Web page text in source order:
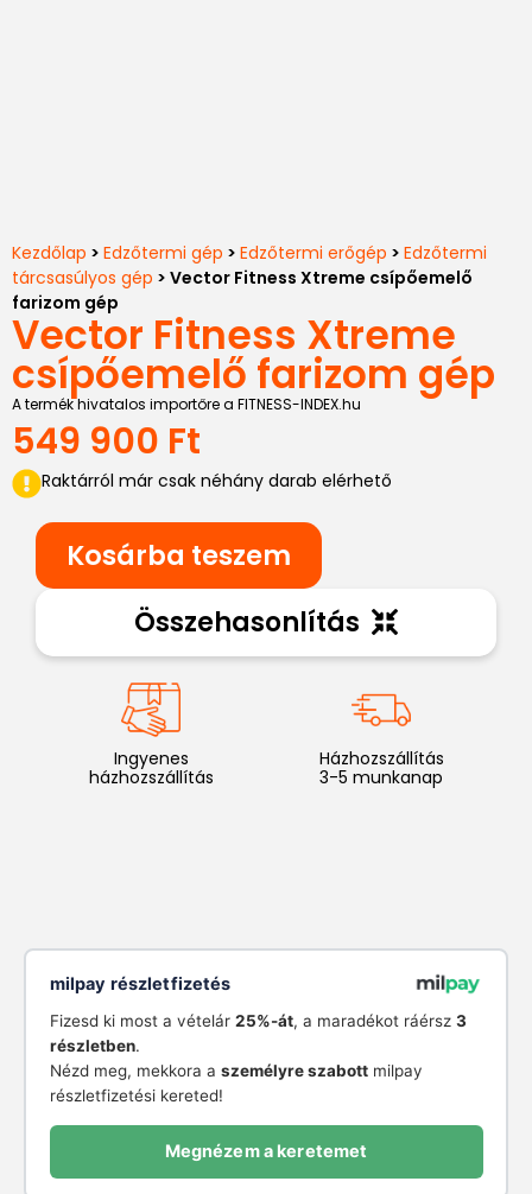
Kezdőlap > Edzőtermi gép > Edzőtermi erőgép > Edzőtermi
tárcsasúlyos gép > Vector Fitness Xtreme csípőemelő
farizom gép
Vector Fitness Xtreme
csípőemelő farizom gép
A termék hivatalos importőre a FITNESS-INDEX.hu
549 900 Ft
Raktárról már csak néhány darab elérhető
Kosárba teszem
Összehasonlítás
Ingyenes
házhozszállítás
Házhozszállítás
3-5 munkanap
milpay részletfizetés
Fizesd ki most a vételár 25%-át, a maradékot ráérsz 3
részletben.
Nézd meg, mekkora a személyre szabottmilpay
részletfizetési kereted!
Megnézem a keretemet